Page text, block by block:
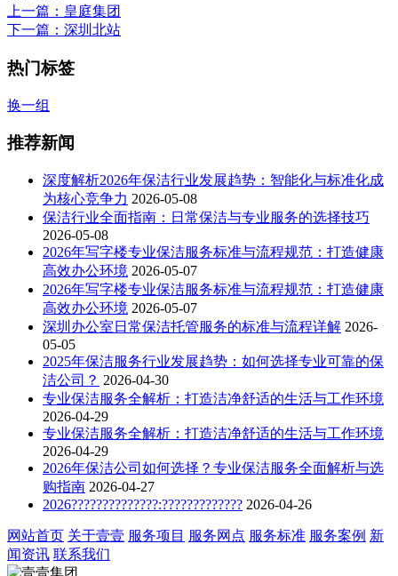
上一篇 ：皇庭集团
下一篇 ：深圳北站
热门标签
换一组
推荐新闻
深度解析2026年保洁行业发展趋势：智能化与标准化成
为核心竞争力 2026-05-08
保洁行业全面指南：日常保洁与专业服务的选择技巧
2026-05-08
2026年写字楼专业保洁服务标准与流程规范：打造健康
高效办公环境 2026-05-07
2026年写字楼专业保洁服务标准与流程规范：打造健康
高效办公环境 2026-05-07
深圳办公室日常保洁托管服务的标准与流程详解 2026-
05-05
2025年保洁服务行业发展趋势：如何选择专业可靠的保
洁公司？ 2026-04-30
专业保洁服务全解析：打造洁净舒适的生活与工作环境
2026-04-29
专业保洁服务全解析：打造洁净舒适的生活与工作环境
2026-04-29
2026年保洁公司如何选择？专业保洁服务全面解析与选
购指南 2026-04-27
2026??????????????:????????????? 2026-04-26
网站首页 关于壹壹 服务项目 服务网点 服务标准 服务案例 新
闻资讯 联系我们